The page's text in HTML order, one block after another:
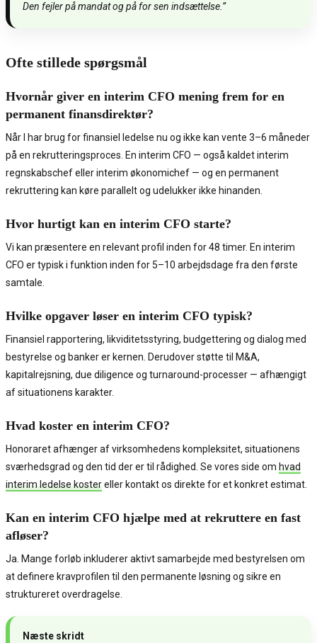
Den fejler på mandat og på for sen indsættelse.”
Ofte stillede spørgsmål
Hvornår giver en interim CFO mening frem for en
permanent finansdirektør?
Når I har brug for finansiel ledelse nu og ikke kan vente 3–6 måneder
på en rekrutteringsproces. En interim CFO — også kaldet interim
regnskabschef eller interim økonomichef — og en permanent
rekruttering kan køre parallelt og udelukker ikke hinanden.
Hvor hurtigt kan en interim CFO starte?
Vi kan præsentere en relevant profil inden for 48 timer. En interim
CFO er typisk i funktion inden for 5–10 arbejdsdage fra den første
samtale.
Hvilke opgaver løser en interim CFO typisk?
Finansiel rapportering, likviditetsstyring, budgettering og dialog med
bestyrelse og banker er kernen. Derudover støtte til M&A,
kapitalrejsning, due diligence og turnaround-processer — afhængigt
af situationens karakter.
Hvad koster en interim CFO?
Honoraret afhænger af virksomhedens kompleksitet, situationens
sværhedsgrad og den tid der er til rådighed. Se vores side om hvad
interim ledelse kostereller kontakt os direkte for et konkret estimat.
Kan en interim CFO hjælpe med at rekruttere en fast
afløser?
Ja. Mange forløb inkluderer aktivt samarbejde med bestyrelsen om
at definere kravprofilen til den permanente løsning og sikre en
struktureret overdragelse.
Næste skridt